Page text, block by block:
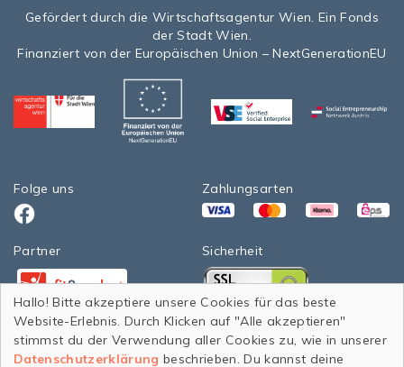
Gefördert durch die Wirtschaftsagentur Wien. Ein Fonds
der Stadt Wien.
Finanziert von der Europäischen Union – NextGenerationEU
Folge uns
Facebook
Partner
StadtWien Wiener Wohnen 2020
Zahlungsarten
VISA
MastercardKlarna eps>
Sicherheit
Facebook
Hallo! Bitte akzeptiere unsere Cookies für das beste
Website-Erlebnis. Durch Klicken auf "Alle akzeptieren"
stimmst du der Verwendung aller Cookies zu, wie in unserer
Datenschutzerklärung beschrieben. Du kannst deine